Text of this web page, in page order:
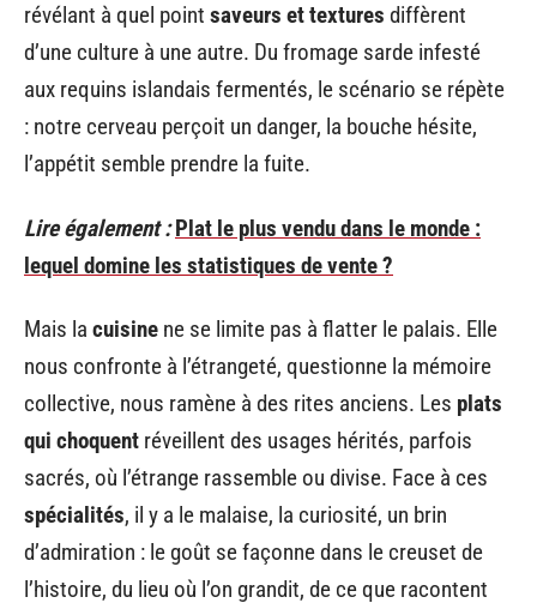
révélant à quel point saveurs et textures diffèrent
d’une culture à une autre. Du fromage sarde infesté
aux requins islandais fermentés, le scénario se répète
: notre cerveau perçoit un danger, la bouche hésite,
l’appétit semble prendre la fuite.
Lire également : Plat le plus vendu dans le monde :
lequel domine les statistiques de vente ?
Mais la cuisine ne se limite pas à flatter le palais. Elle
nous confronte à l’étrangeté, questionne la mémoire
collective, nous ramène à des rites anciens. Les plats
qui choquent réveillent des usages hérités, parfois
sacrés, où l’étrange rassemble ou divise. Face à ces
spécialités, il y a le malaise, la curiosité, un brin
d’admiration : le goût se façonne dans le creuset de
l’histoire, du lieu où l’on grandit, de ce que racontent